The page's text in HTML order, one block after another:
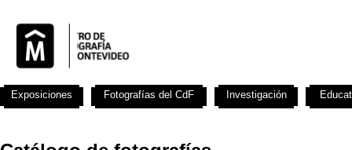
Exposiciones Fotografías del CdF Investigación